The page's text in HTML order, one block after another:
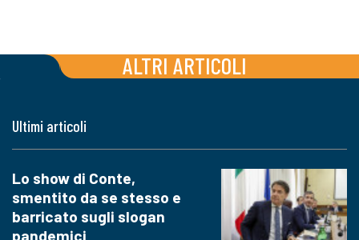
ALTRI ARTICOLI
Ultimi articoli
Lo show di Conte,
smentito da se stesso e
barricato sugli slogan
pandemici